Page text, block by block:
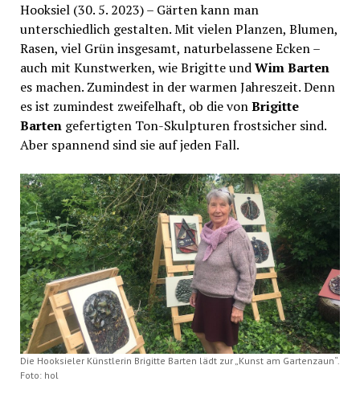
Hooksiel (30. 5. 2023) – Gärten kann man
unterschiedlich gestalten. Mit vielen Planzen, Blumen,
Rasen, viel Grün insgesamt, naturbelassene Ecken –
auch mit Kunstwerken, wie Brigitte undWim Barten
es machen. Zumindest in der warmen Jahreszeit. Denn
es ist zumindest zweifelhaft, ob die vonBrigitte
Barten gefertigten Ton-Skulpturen frostsicher sind.
Aber spannend sind sie auf jeden Fall.
Die Hooksieler Künstlerin Brigitte Barten lädt zur „Kunst am Gartenzaun“.
Foto: hol